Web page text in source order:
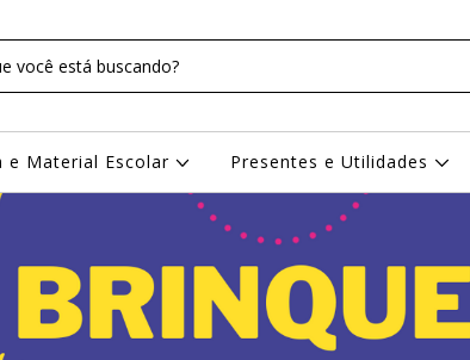
e Material Escolar Presentes e Utilidades